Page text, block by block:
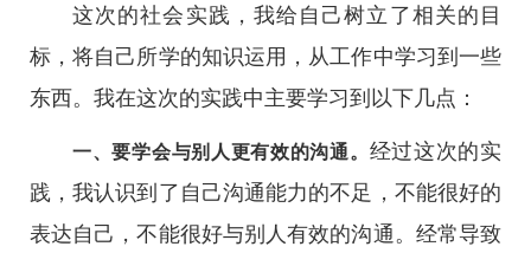
这次的社会实践，我给自己树立了相关的目
标，将自己所学的知识运用，从工作中学习到一些
东西。我在这次的实践中主要学习到以下几点：
一、要学会与别人更有效的沟通。 经过这次的实
践，我认识到了自己沟通能力的不足，不能很好的
表达自己，不能很好与别人有效的沟通。经常导致